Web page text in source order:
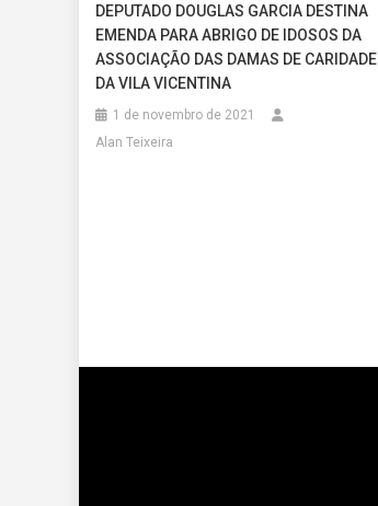
DEPUTADO DOUGLAS GARCIA DESTINA
EMENDA PARA ABRIGO DE IDOSOS DA
ASSOCIAÇÃO DAS DAMAS DE CARIDADE
DA VILA VICENTINA
1 de novembro de 2021
Alan Teixeira